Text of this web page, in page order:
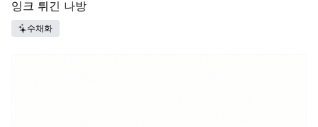
잉크 튀긴 나방
수채화